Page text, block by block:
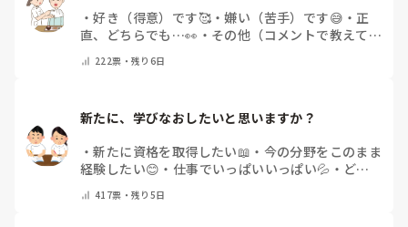
・好き（得意）です🥰・嫌い（苦手）です😅 ・ 正
直、どちらでも…👀 ・ その他（コメントで教えてく
222票・残り6日
新たに、学びなおしたいと思いますか？
・新たに資格を取得したい📖 ・ 今の分野をこのまま
経験したい😊 ・ 仕事でいっぱいいっぱい💦 ・ どん
教えてください）
417票・残り5日